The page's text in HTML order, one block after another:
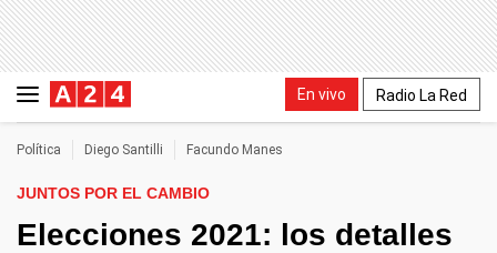
En vivo Radio La Red
Política Diego Santilli Facundo Manes
JUNTOS POR EL CAMBIO
Elecciones 2021: los detalles